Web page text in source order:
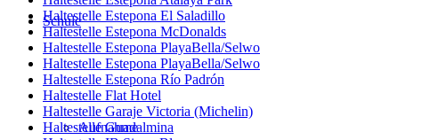
Schule
Aufnahme
Haltestelle Estepona El Saladillo
Haltestelle Estepona McDonalds
Haltestelle Estepona PlayaBella/Selwo
Haltestelle Estepona PlayaBella/Selwo
Haltestelle Estepona Río Padrón
Haltestelle Flat Hotel
Haltestelle Garaje Victoria (Michelin)
Haltestelle Guadalmina